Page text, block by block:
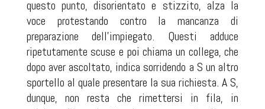
questo punto, disorientato e stizzito, alza la
voce protestando contro la mancanza di
preparazione dell'impiegato. Questi adduce
ripetutamente scuse e poi chiama un collega, che
dopo aver ascoltato, indica sorridendo a S un altro
sportello al quale presentare la sua richiesta. A S,
dunque, non resta che rimettersi in fila, in